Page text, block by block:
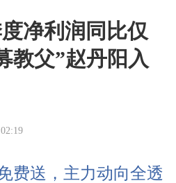
净利润同比仅
教父”赵丹阳入
费送，主力动向全透